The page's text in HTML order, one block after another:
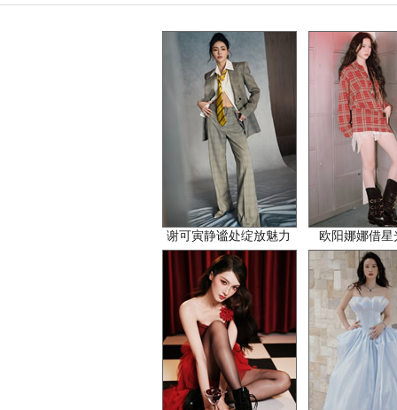
谢可寅静谧处绽放魅力 欧阳娜娜借星